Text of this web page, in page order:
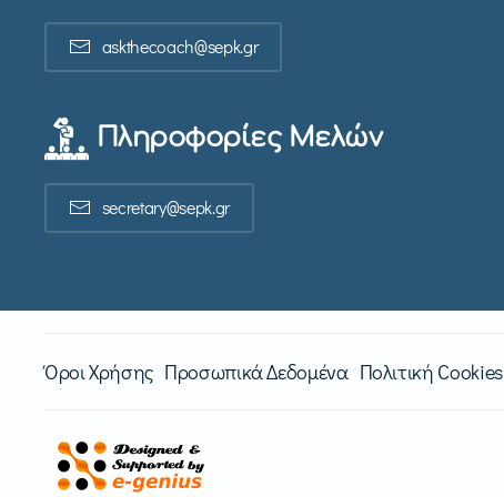
askthecoach@sepk.gr
Πληροφορίες Μελών
secretary@sepk.gr
Όροι Χρήσης Προσωπικά Δεδομένα Πολιτική Cookies